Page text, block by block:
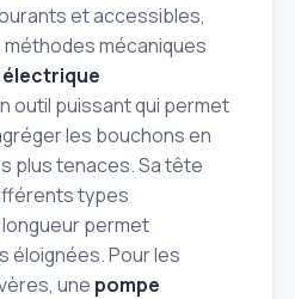
et accessibles,
mécaniques
outil puissant qui permet
les bouchons en
plus tenaces. Sa tête
types
permet
éloignées. Pour les
une pompe